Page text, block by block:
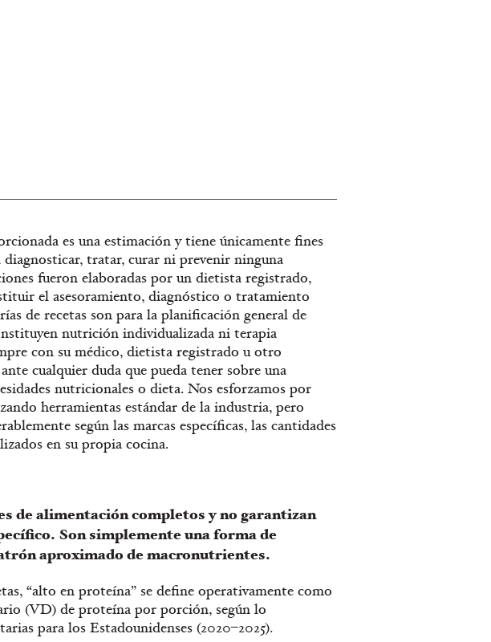
es una estimación y tiene únicamente fines
tratar, curar ni prevenir ninguna
fueron elaboradas por un dietista registrado,
el asesoramiento, diagnóstico o tratamiento
de recetas son para la planificación general de
nutrición individualizada ni terapia
con su médico, dietista registrado u otro
cualquier duda que pueda tener sobre una
nutricionales o dieta. Nos esforzamos por
herramientas estándar de la industria, pero
según las marcas específicas, las cantidades
en su propia cocina.
de alimentación completos y no garantizan
Son simplemente una forma de
aproximado de macronutrientes.
“alto en proteína” se define operativamente como
(VD) de proteína por porción, según lo
para los Estadounidenses (2020–2025).